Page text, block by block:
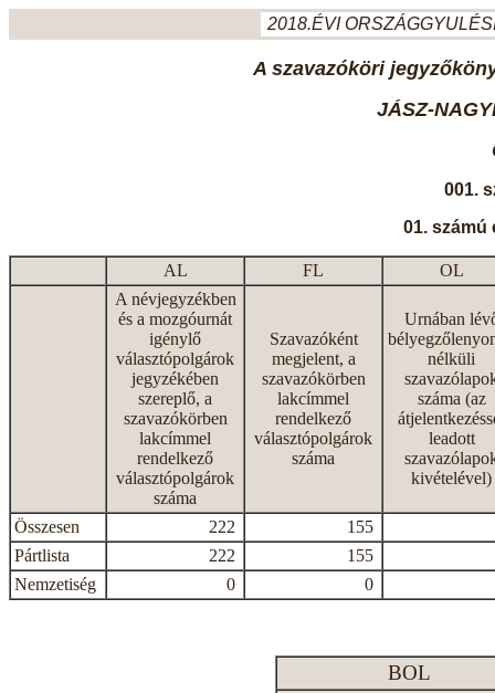
2018.ÉVI
A szavazóköri
JÁSZ-
001.
01. számú
AL FL
OL
A névjegyzékben
és a mozgóurnát
igénylő
választópolgárok
jegyzékében
szereplő, a
szavazókörben
lakcímmel
rendelkező
választópolgárok
száma
Szavazóként
megjelent, a
szavazókörben
lakcímmel
rendelkező
választópolgárok
száma
Urnában
nélküli
száma (az
leadott
kivételével)
Összesen 222
155
Pártlista
222
155
Nemzetiség
0 0
BOL